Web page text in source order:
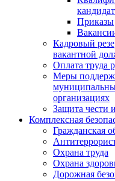
Приказы
Кадровый
вакантной
Оплата труда
Меры
организациях
Защита чести
Комплексная
Гражданская
Охрана труда
Охрана
Дорожная